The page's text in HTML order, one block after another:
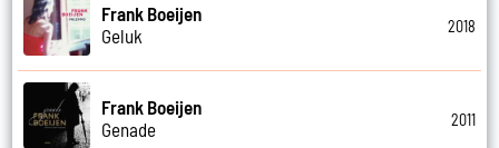
Frank Boeijen
Geluk
2018
Frank Boeijen
Genade
2011